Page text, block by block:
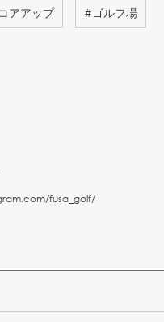
アアップ #ゴルフ場
fusa_golf/